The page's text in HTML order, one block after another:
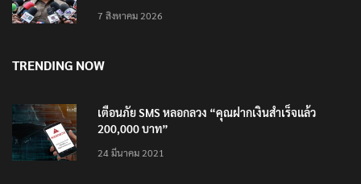
7 สิงหาคม 2026
TRENDING NOW
เตือนภัย SMS หลอกลวง “คุณฝากเงินสำเร็จแล้ว
200,000 บาท”
24 มีนาคม 2021